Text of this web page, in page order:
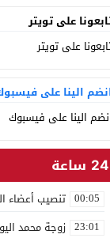
على تويتر
على تويتر
الينا على
الينا على فيسبوك
24 ساعة
00:05 تنصيب أعضاء
23:01 زوجة محمد